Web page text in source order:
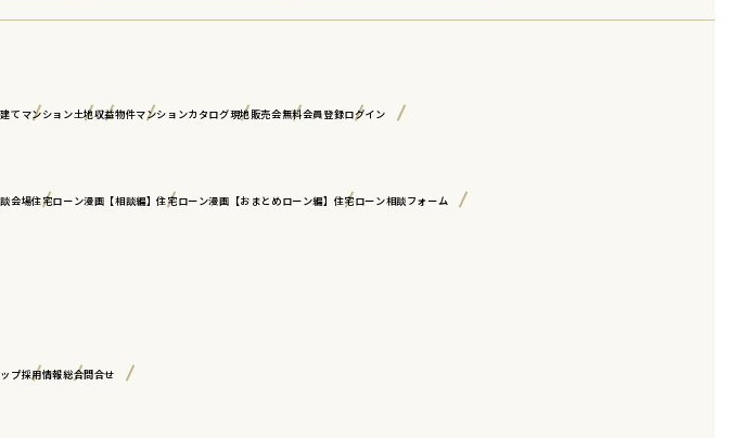
て マンション土地収益物件マンションカタログ現地販売会無料会員登録ログイン
会場住宅ローン漫画【相談編】住宅ローン漫画【おまとめローン編】 住宅ローン相談フォーム
プ採用情報総合問合せ